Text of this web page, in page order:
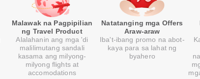
Malawak na Pagpipilian
ng Travel Product
Alalahanin ang mga 'di
malilimutang sandali
kasama ang milyong-
milyong flights at
accomodations
Natatanging mga Offers
Araw-araw
Iba't-ibang promo na abot-
kaya para sa lahat ng
byahero